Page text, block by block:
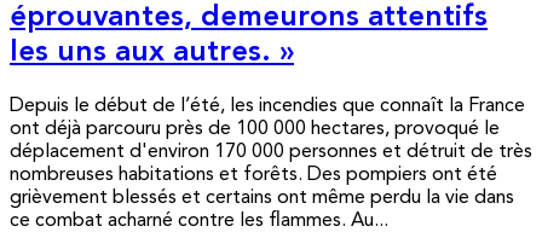
éprouvantes, demeurons attentifs
les uns aux autres. »
Depuis le début de l’été, les incendies que connaît la France
ont déjà parcouru près de 100 000 hectares, provoqué le
déplacement d'environ 170 000 personnes et détruit de très
nombreuses habitations et forêts. Des pompiers ont été
grièvement blessés et certains ont même perdu la vie dans
ce combat acharné contre les flammes. Au...